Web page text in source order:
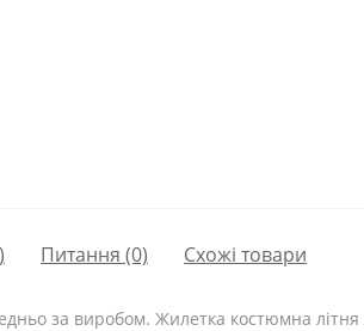
Питання (0) Схожі товари
за виробом. Жилетка костюмна літня